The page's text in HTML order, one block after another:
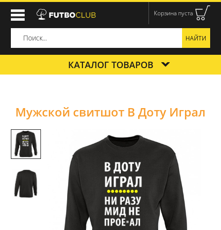
Корзина пуста
КАТАЛОГ ТОВАРОВ
Мужской свитшот В Доту Играл